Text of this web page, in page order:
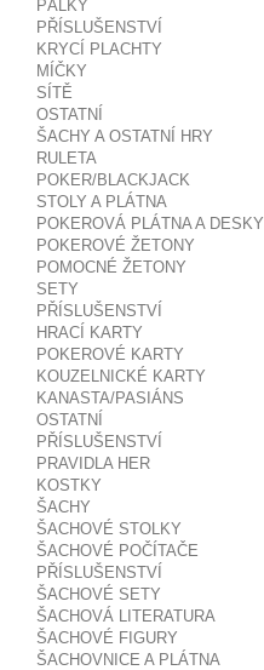
PÁLKY
PŘÍSLUŠENSTVÍ
KRYCÍ PLACHTY
MÍČKY
SÍTĚ
OSTATNÍ
ŠACHY A OSTATNÍ HRY
RULETA
POKER/BLACKJACK
STOLY A PLÁTNA
POKEROVÁ PLÁTNA A DESKY
POKEROVÉ ŽETONY
POMOCNÉ ŽETONY
SETY
PŘÍSLUŠENSTVÍ
HRACÍ KARTY
POKEROVÉ KARTY
KOUZELNICKÉ KARTY
KANASTA/PASIÁNS
OSTATNÍ
PŘÍSLUŠENSTVÍ
PRAVIDLA HER
KOSTKY
ŠACHY
ŠACHOVÉ STOLKY
ŠACHOVÉ POČÍTAČE
PŘÍSLUŠENSTVÍ
ŠACHOVÉ SETY
ŠACHOVÁ LITERATURA
ŠACHOVÉ FIGURY
ŠACHOVNICE A PLÁTNA